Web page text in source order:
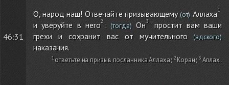
46:31
О, народ наш! Отвечайте призывающему(от) Аллаха
и уверуйте в него : (тогда)Он
простит вам ваши
грехи и сохранит вас от мучительного(адского)
наказания.
ответьте на призыв посланника Аллаха; Коран; Аллах.